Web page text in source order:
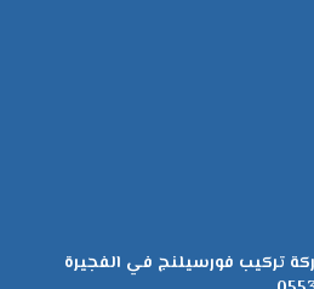
تركيب فورسيلنج في الفجيرة